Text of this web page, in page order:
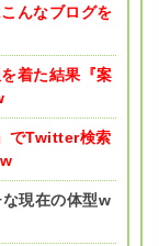
んなブログを
着た結果『案
でTwitter検索
な現在の体型w